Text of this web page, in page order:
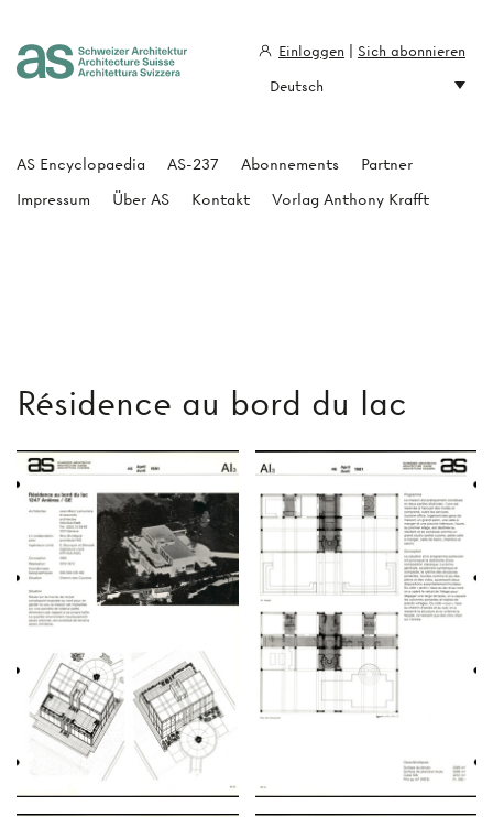
Résidence au bord du lac
AS Encyclopaedia AS-237 Abonnements
Partner
Impressum
Über AS Kontakt Vorlag Anthony Krafft
Einloggen
Sich abonnieren
Deutsch